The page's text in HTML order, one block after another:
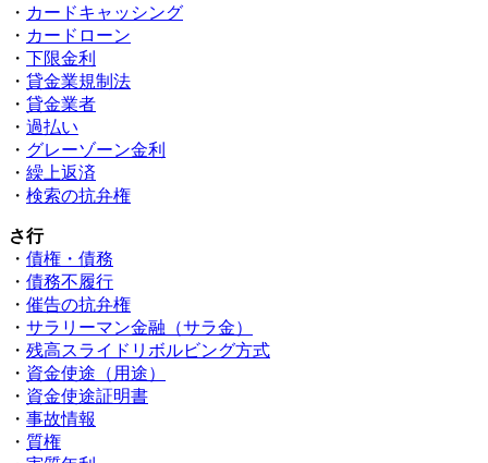
・ カードキャッシング
・ カードローン
・ 下限金利
・ 貸金業規制法
・ 貸金業者
・ 過払い
・ グレーゾーン金利
・ 繰上返済
・ 検索の抗弁権
さ行
・ 債権・債務
・ 債務不履行
・ 催告の抗弁権
・ サラリーマン金融（サラ金）
・ 残高スライドリボルビング方式
・ 資金使途（用途）
・ 資金使途証明書
・ 事故情報
・ 質権